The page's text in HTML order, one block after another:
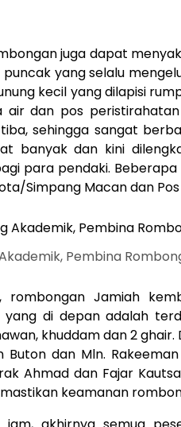
juga dapat
yang selalu
kecil yang dilapisi
dan pos
sehingga sangat
banyak dan kini
para pendaki.
Simpang Macan dan
Pembina
rombongan Jamiah
yang di depan adalah
khuddam dan 2
Buton dan Mln.
Ahmad dan Fajar
keamanan